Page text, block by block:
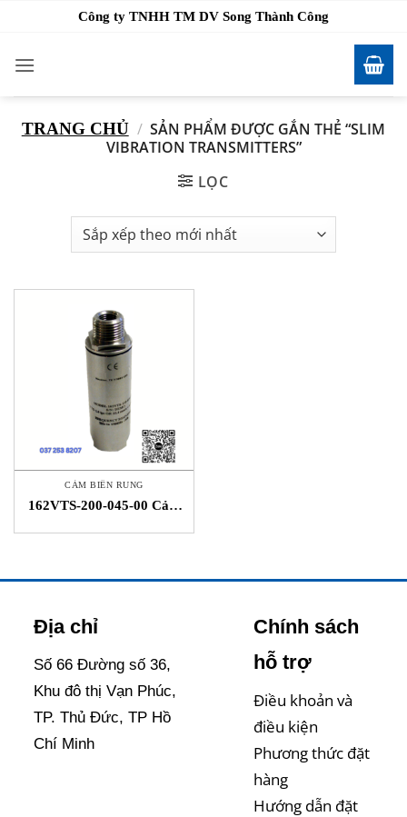
nội
dung
Công ty TNHH TM DV Song Thành Công
TRANG CHỦ / SẢN PHẨM ĐƯỢC GẮN THẺ “SLIM
VIBRATION TRANSMITTERS”
LỌC
CẢM BIẾN RUNG
162VTS-200-045-00 Cảm
Địa chỉ
Số 66 Đường số 36,
Khu đô thị Vạn Phúc,
TP. Thủ Đức, TP Hồ
Chí Minh
Chính sách
hỗ trợ
Điều khoản và
điều kiện
Phương thức đặt
hàng
Hướng dẫn đặt